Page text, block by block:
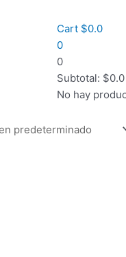
Cart $0.0
0
0
Subtotal: $0.0
No hay